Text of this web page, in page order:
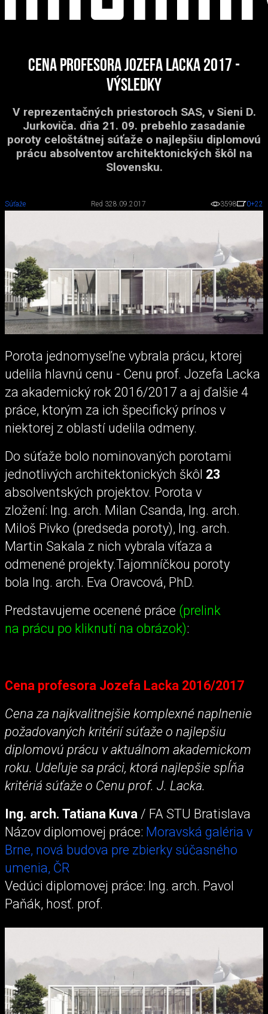
Cena profesora Jozefa Lacka 2017 -
výsledky
V reprezentačných priestoroch SAS, v Sieni D.
Jurkoviča. dňa 21. 09. prebehlo zasadanie
poroty celoštátnej súťaže o najlepšiu diplomovú
prácu absolventov architektonických škôl na
Slovensku.
Súťaže Red 328.09.2017 3598 0+22
Porota jednomyseľne vybrala prácu, ktorej
udelila hlavnú cenu - Cenu prof. Jozefa Lacka
za akademický rok 2016/2017 a aj ďalšie 4
práce, ktorým za ich špecifický prínos v
niektorej z oblastí udelila odmeny.
Do súťaže bolo nominovaných porotami
jednotlivých architektonických škôl 23
absolventských projektov. Porota v
zložení: Ing. arch. Milan Csanda, Ing. arch.
Miloš Pivko (predseda poroty), Ing. arch.
Martin Sakala z nich vybrala víťaza a
odmenené projekty.Tajomníčkou poroty
bola Ing. arch. Eva Oravcová, PhD.
Predstavujeme ocenené práce (prelink
na prácu po kliknutí na obrázok):
Cena profesora Jozefa Lacka 2016/2017
Cena za najkvalitnejšie komplexné naplnenie
požadovaných kritérií súťaže o najlepšiu
diplomovú prácu v aktuálnom akademickom
roku. Udeľuje sa práci, ktorá najlepšie spĺňa
kritériá súťaže o Cenu prof. J. Lacka.
Ing. arch. Tatiana Kuva / FA STU Bratislava
Názov diplomovej práce: Moravská galéria v
Brne, nová budova pre zbierky súčasného
umenia, ČR
Vedúci diplomovej práce: Ing. arch. Pavol
Paňák, hosť. prof.